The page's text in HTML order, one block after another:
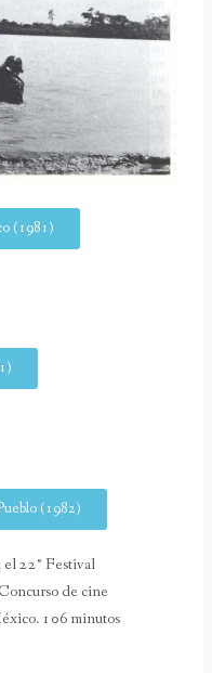
(1981)
(1982)
22° Festival
de cine
106 minutos